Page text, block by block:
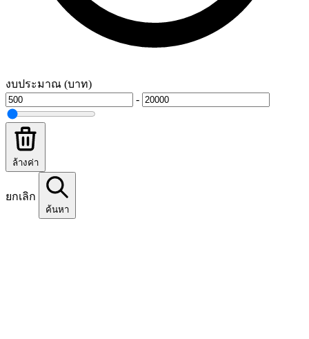
งบประมาณ (บาท)
-
ล้างค่า
ยกเลิก
ค้นหา